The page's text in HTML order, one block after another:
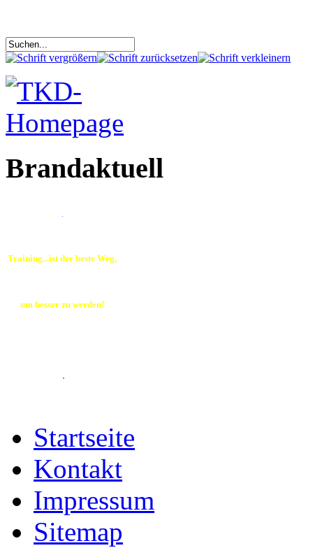
Brandaktuell
.
Training...ist der beste Weg,
um besser zu werden!
.
Startseite
Kontakt
Impressum
Sitemap